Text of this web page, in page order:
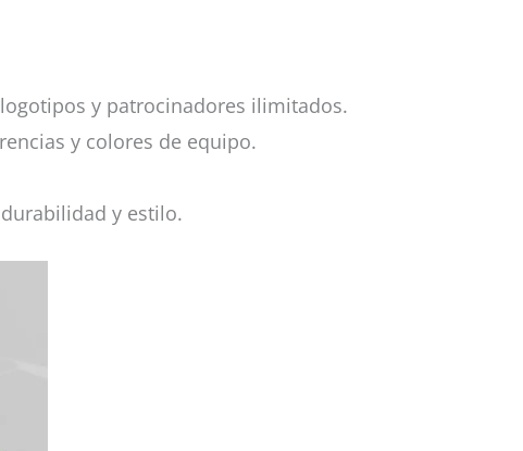
y patrocinadores ilimitados.
y colores de equipo.
y estilo.